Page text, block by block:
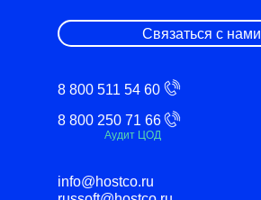
Связаться с нами
info@hostco.ru
Аудит ЦОД
8 800 511 54 60
8 800 250 71 66